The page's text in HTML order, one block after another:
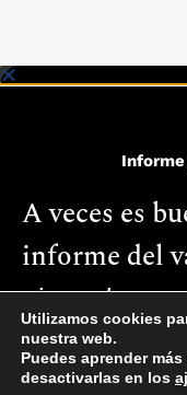
Utilizamos cookies
nuestra web.
Puedes aprender
desactivarlas en los
A veces es
informe del
si no